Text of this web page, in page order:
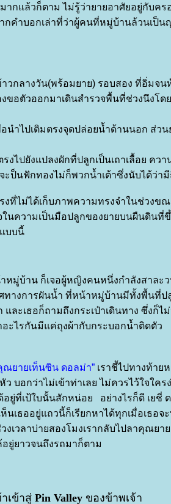
ากแล้วก็ตาม ไม่รู้ว่ายายอาศัยอยู่กับค
กคำบอกเล่าที่ว่าผู้คนที่หมู่บ้านล้วนเป็
วกลางวัน(พร้อมยาย) รอบสอง ที่อิ่มจ
อตัวออกมาเดินสำรวจพื้นที่ช่วงนึงโด
นำไปเติมตรงจุดปล่อยน้ำด้านนอก ส่ว
งไปยังแปลงผักที่ปลูกเป็นเถาเลื้อย ค
ะป็นฟักทองไม่ก็พวกน้ำเต้าซึ่งนับได้ว่า
งที่ไม่ได้เก็บภาพความทรงจำในช่วงข
นความเป็นมือปลูกของยายบนผืนดินที่
แบบนี้
หมู่บ้าน ก็เจอผู้หญิงคนหนึ่งกำลังสาล
างการผันน้ำ ที่หน้าหมู่บ้านมีทั้งพื้นที่ป
และเธอก็ถามถึงกระเป๋าเดินทาง ซึ่งก็
อะไรกันมีแค่ถุงผ้ากับกระบอกน้ำติดตัว
ณยายเท็นซิน ดอลม่า” เราชี้ไปทางท้าย
บอกว่าไม่เข้าท่าเลย ไม่ควรไว้ใจใคร
ยู่ที่เป้ใบนั้นสักหน่อย อย่างไรก็ดี เยชี่
นเธออยู่แถวนี้ก็เรียกหาได้ทุกเมื่อเธอ
งเวลาบ่ายสองโมงเรากลับไปลาคุณย
ยู่ยาวจนถึงรถมาก็ตาม
เข้าสู่ Pin Valley ของข้าพเจ้า